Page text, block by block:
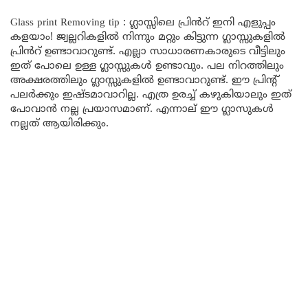
Glass print Removing tip : ഗ്ലാസ്സിലെ പ്രിൻറ് ഇനി എളുപ്പം
കളയാം! ജ്വല്ലറികളിൽ നിന്നും മറ്റും കിട്ടുന്ന ഗ്ലാസ്സുകളിൽ
പ്രിൻറ് ഉണ്ടാവാറുണ്ട്. എല്ലാ സാധാരണകാരുടെ വീട്ടിലും
ഇത് പോലെ ഉള്ള ഗ്ലാസ്സുകൾ ഉണ്ടാവും. പല നിറത്തിലും
അക്ഷരത്തിലും ഗ്ലാസ്സുകളിൽ ഉണ്ടാവാറുണ്ട്. ഈ പ്രിൻ്റ്
പലർക്കും ഇഷ്ടമാവാറില്ല. എത്ര ഉരച്ച് കഴുകിയാലും ഇത്
പോവാൻ നല്ല പ്രയാസമാണ്. എന്നാല് ഈ ഗ്ലാസുകൾ
നല്ലത് ആയിരിക്കും.